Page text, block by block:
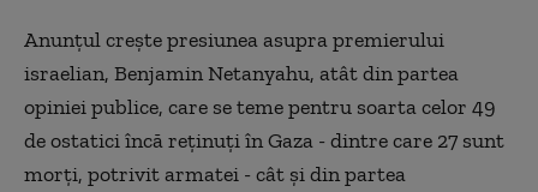
Anunţul creşte presiunea asupra premierului
israelian, Benjamin Netanyahu, atât din partea
opiniei publice, care se teme pentru soarta celor 49
de ostatici încă reţinuţi în Gaza - dintre care 27 sunt
morţi, potrivit armatei - cât şi din partea